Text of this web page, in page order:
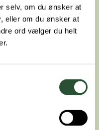
selv, om du ønsker at
eller om du ønsker at
ord vælger du helt